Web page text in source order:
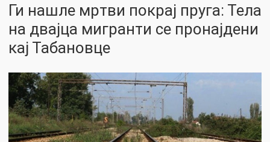
Ги нашле мpтви покpaj пруга: Тела
на двајца мигранти се пронајдени
кај Табановце